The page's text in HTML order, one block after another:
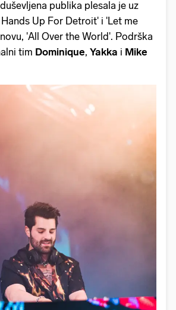
publika plesala je uz
Up For Detroit' i 'Let me
'All Over the World'. Podrška
tim Dominique, Yakka i Mike